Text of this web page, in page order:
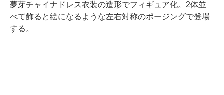
夢芽チャイナドレス衣装の造形でフィギュア化。2体並
べて飾ると絵になるような左右対称のポージングで登場
する。